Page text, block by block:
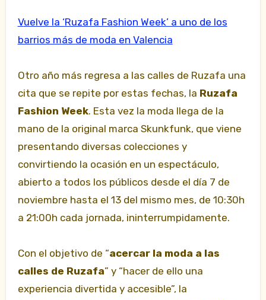
Vuelve la ‘Ruzafa Fashion Week’ a uno de los
barrios más de moda en Valencia
Otro año más regresa a las calles de Ruzafa una
cita que se repite por estas fechas, la Ruzafa
Fashion Week. Esta vez la moda llega de la
mano de la original marca Skunkfunk, que viene
presentando diversas colecciones y
convirtiendo la ocasión en un espectáculo,
abierto a todos los públicos desde el día 7 de
noviembre hasta el 13 del mismo mes, de 10:30h
a 21:00h cada jornada, ininterrumpidamente.
Con el objetivo de “acercar la moda a las
calles de Ruzafa” y “hacer de ello una
experiencia divertida y accesible”, la